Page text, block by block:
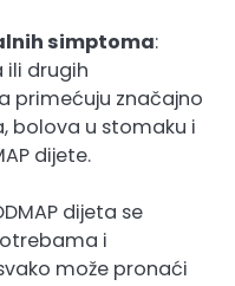
simptoma:
ili drugih
primećuju značajno
bolova u stomaku i
dijete.
dijeta se
i
može pronaći